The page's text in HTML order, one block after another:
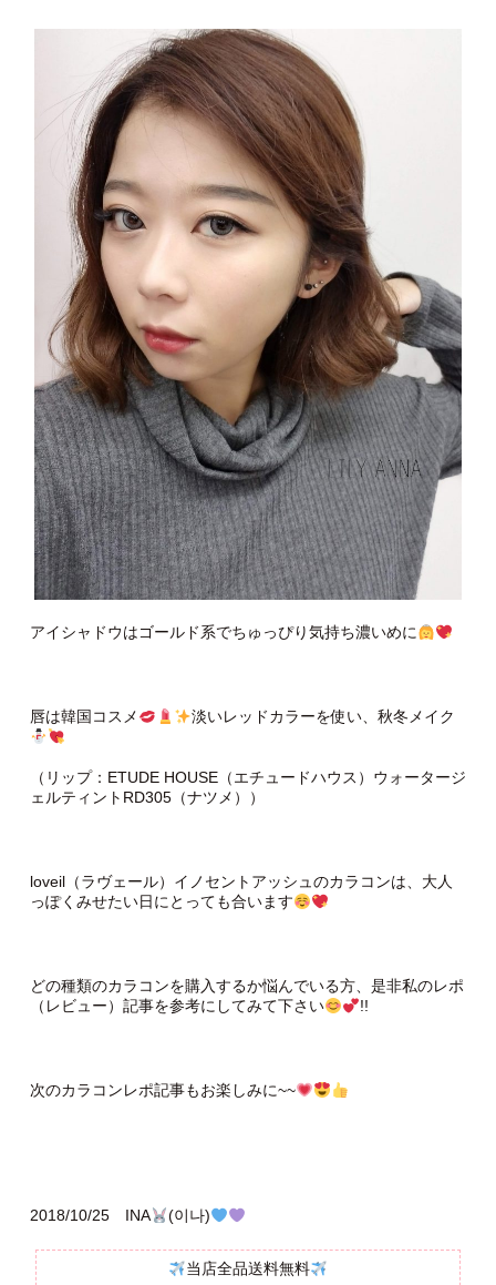
アイシャドウはゴールド系でちゅっぴり気持ち濃いめに
唇は韓国コスメ 淡いレッドカラーを使い、秋冬メイク
（リップ：ETUDE HOUSE（エチュードハウス）ウォータージ
ェルティントRD305（ナツメ））
loveil（ラヴェール）イノセントアッシュのカラコンは、大人
っぽくみせたい日にとっても合います
どの種類のカラコンを購入するか悩んでいる方、是非私のレポ
（レビュー）記事を参考にしてみて下さい
!!
次のカラコンレポ記事もお楽しみに~~
2018/10/25 INA (이나)
当店全品送料無料